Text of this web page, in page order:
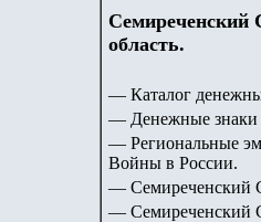
Семиреченский
область.
— Каталог
— Денежные знаки
— Региональные
Войны в России.
— Семиреченский
— Семиреченский